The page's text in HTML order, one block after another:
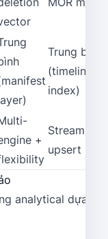
Trung bình
(timeline +
index)
+
Streaming
upsert
analytical dựa